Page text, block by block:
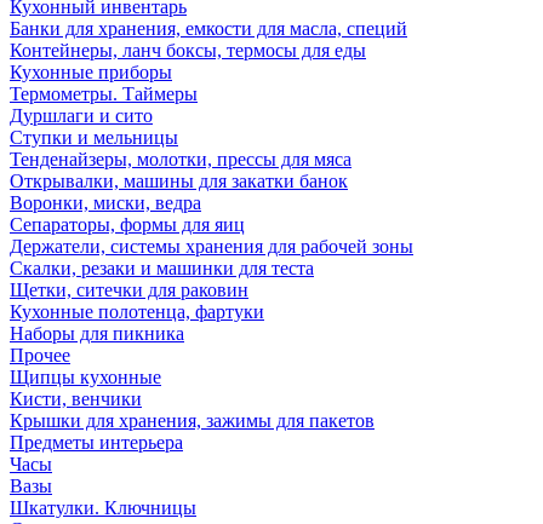
Кухонный инвентарь
Банки для хранения, емкости для масла, специй
Контейнеры, ланч боксы, термосы для еды
Кухонные приборы
Термометры. Таймеры
Дуршлаги и сито
Ступки и мельницы
Тенденайзеры, молотки, прессы для мяса
Открывалки, машины для закатки банок
Воронки, миски, ведра
Сепараторы, формы для яиц
Держатели, системы хранения для рабочей зоны
Скалки, резаки и машинки для теста
Щетки, ситечки для раковин
Кухонные полотенца, фартуки
Наборы для пикника
Прочее
Щипцы кухонные
Кисти, венчики
Крышки для хранения, зажимы для пакетов
Предметы интерьера
Часы
Вазы
Шкатулки. Ключницы